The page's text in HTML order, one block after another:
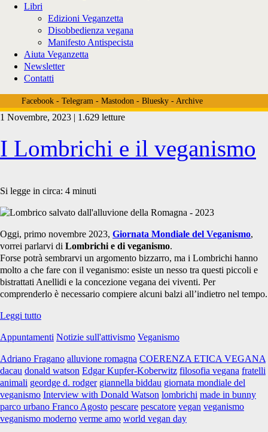
Libri
Edizioni Veganzetta
Disobbedienza vegana
Manifesto Antispecista
Aiuta Veganzetta
Newsletter
Contatti
Facebook- Telegram- Mastodon- Bluesky- Archive
Tag:
<span>giannella
biddau</span>
1 Novembre, 2023 | 1.629 letture
I Lombrichi e il veganismo
Si legge in circa: 4 minuti
Oggi, primo novembre 2023, Giornata Mondiale del Veganismo,
vorrei parlarvi di Lombrichi e di veganismo.
Forse potrà sembrarvi un argomento bizzarro, ma i Lombrichi hanno
molto a che fare con il veganismo: esiste un nesso tra questi piccoli e
bistrattati Anellidi e la concezione vegana dei viventi. Per
comprenderlo è necessario compiere alcuni balzi all’indietro nel tempo.
Leggi tuttoI
e
veganismo
Appuntamenti Notizie sull'attivismo Veganismo
Adriano Fragano alluvione romagna COERENZA ETICA VEGANA
dacau donald watson Edgar Kupfer-Koberwitz filosofia vegana fratelli
animali geordge d. rodger giannella biddau giornata mondiale del
veganismo Interview with Donald Watson lombrichi made in bunny
parco urbano Franco Agosto pescare pescatore vegan veganismo
veganismo moderno verme amo world vegan day